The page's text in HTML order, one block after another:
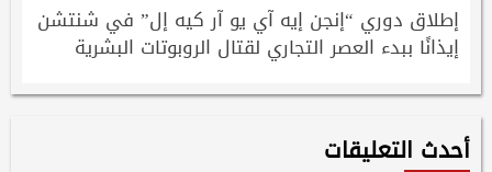
إطلاق دوري “إنجن إيه آي يو آر كيه إل” في شنتشن
إيذانًا ببدء العصر التجاري لقتال الروبوتات البشرية
أحدث التعليقات